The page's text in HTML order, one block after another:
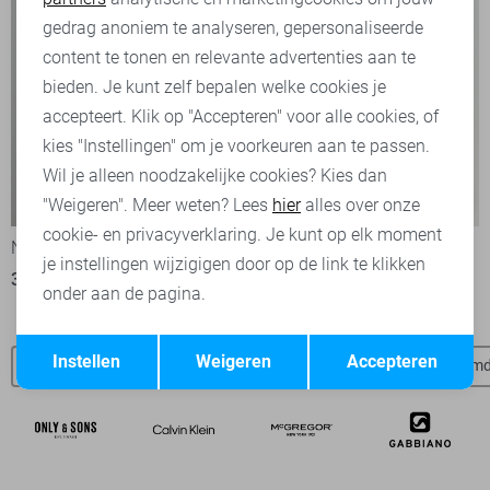
-50%
NO-EXCESS Overhemd
35,00
NO-EXCESS Overhemd
35,00
No Excess SALE NO-EXCESS t-shirts NO-EXCESS
Marketing cookies
Terug Opslaan
gedrag anoniem te analyseren, gepersonaliseerde
content te tonen en relevante advertenties aan te
bieden. Je kunt zelf bepalen welke cookies je
accepteert. Klik op "Accepteren" voor alle cookies, of
kies "Instellingen" om je voorkeuren aan te passen.
Wil je alleen noodzakelijke cookies? Kies dan
"Weigeren". Meer weten? Lees hieralles over onze
cookie- en privacyverklaring. Je kunt op elk moment
je instellingen wijzigigen door op de link te klikken
onder aan de pagina.
Accepteren
Weigeren
Instellen